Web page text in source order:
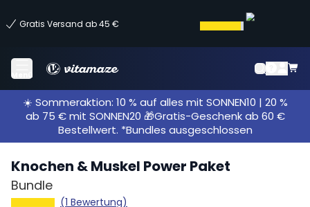
Gratis Versand ab 45 €
Menü
☀️ Sommeraktion: 10 % auf alles mit SONNEN10 | 20 %
ab 75 € mit SONNEN20 🎁Gratis-Geschenk ab 60 €
Bestellwert. *Bundles ausgeschlossen
Knochen & Muskel Power Paket
Bundle
(1 Bewertung)